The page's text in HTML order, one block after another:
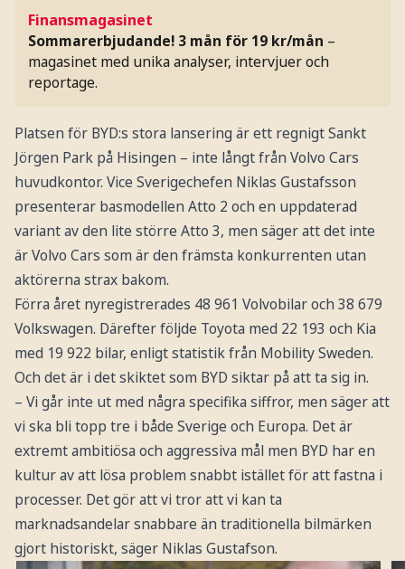
Finansmagasinet
Sommarerbjudande! 3 mån för 19 kr/mån –
magasinet med unika analyser, intervjuer och
reportage.
Platsen för BYD:s stora lansering är ett regnigt Sankt
Jörgen Park på Hisingen – inte långt från Volvo Cars
huvudkontor. Vice Sverigechefen Niklas Gustafsson
presenterar basmodellen Atto 2 och en uppdaterad
variant av den lite större Atto 3, men säger att det inte
är Volvo Cars som är den främsta konkurrenten utan
aktörerna strax bakom.
Förra året nyregistrerades 48 961 Volvobilar och 38 679
Volkswagen. Därefter följde Toyota med 22 193 och Kia
med 19 922 bilar, enligt statistik från Mobility Sweden.
Och det är i det skiktet som BYD siktar på att ta sig in.
– Vi går inte ut med några specifika siffror, men säger att
vi ska bli topp tre i både Sverige och Europa. Det är
extremt ambitiösa och aggressiva mål men BYD har en
kultur av att lösa problem snabbt istället för att fastna i
processer. Det gör att vi tror att vi kan ta
marknadsandelar snabbare än traditionella bilmärken
gjort historiskt, säger Niklas Gustafson.